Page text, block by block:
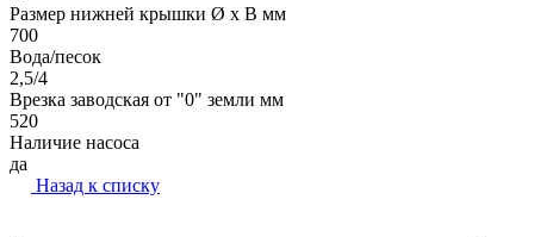
Размер нижней крышки Ø х В мм
700
Вода/песок
2,5/4
Врезка заводская от "0" земли мм
520
Наличие насоса
да
Назад к списку